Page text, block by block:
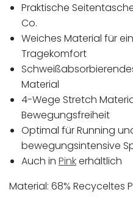
Praktische
Co.
Weiches Material für
Tragekomfort
Material
4-Wege Stretch
Bewegungsfreiheit
Optimal für Running
bewegungsintensive
Auch in Pinkerhältlich
Material: 68% Recyceltes